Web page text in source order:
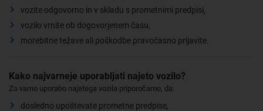
vozite odgovorno in v skladu s prometnimi predpisi,
vozilo vrnite ob dogovorjenem času,
morebitne težave ali poškodbe pravočasno prijavite.
Kako najvarneje uporabljati najeto vozilo?
Za varno uporabo najetega vozila priporočamo, da:
dosledno upoštevate prometne predpise,